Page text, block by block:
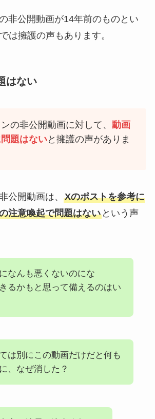
非公開動画が14年前のものとい
は擁護の声もあります。
はない
ンの非公開動画に対して、動画
題はないと擁護の声がありま
公開動画は、 Xのポストを参考に
注意喚起で問題はないという声
なんも悪くないのにな
るかもと思って備えるのはい
は別にこの動画だけだと何も
、なぜ消した？